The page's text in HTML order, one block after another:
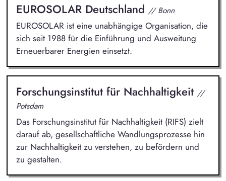
EUROSOLAR Deutschland // Bonn
EUROSOLAR ist eine unabhängige Organisation, die
sich seit 1988 für die Einführung und Ausweitung
Erneuerbarer Energien einsetzt.
Forschungsinstitut für Nachhaltigkeit //
Potsdam
Das Forschungsinstitut für Nachhaltigkeit (RIFS) zielt
darauf ab, gesellschaftliche Wandlungsprozesse hin
zur Nachhaltigkeit zu verstehen, zu befördern und
zu gestalten.